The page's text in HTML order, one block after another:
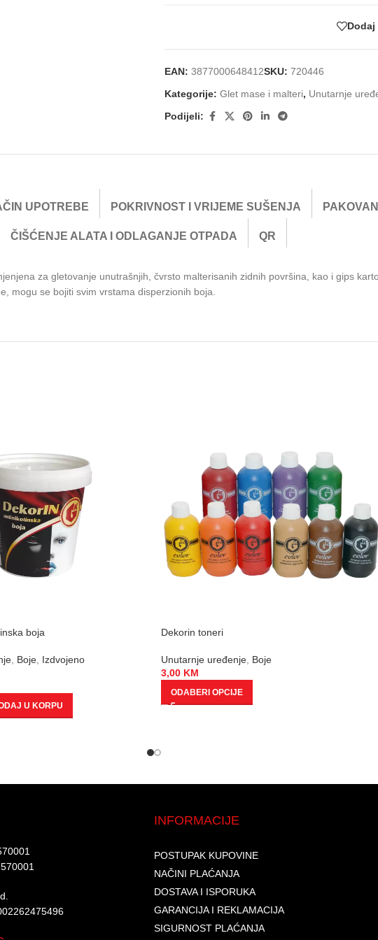
EAN: 3877000648412SKU: 720446
Kategorije: Glet mase i malteri, Unutarnje
Podijeli:
UPOTREBE POKRIVNOST I VRIJEME SUŠENJA
ČIŠĆENJE ALATA I ODLAGANJE OTPADA QR
za gletovanje unutrašnjih, čvrsto malterisanih zidnih površina, kao i gips
mogu se bojiti svim vrstama disperzionih boja.
boja
Boje Izdvojeno
U KORPU
Dekorin toneri
Unutarnje uređenje Boje
3,00 KM
ODABERI OPCIJE
INFORMACIJE
POSTUPAK KUPOVINE
NAČINI PLAĆANJA
DOSTAVA I ISPORUKA
GARANCIJA I REKLAMACIJA
SIGURNOST PLAĆANJA